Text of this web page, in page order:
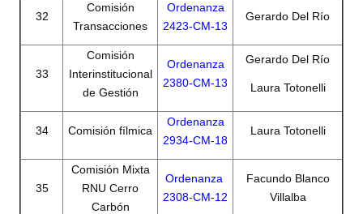
32
Comisión
Transacciones
Ordenanza
2423-CM-13
Gerardo Del Río
33
Comisión
Interinstitucional
de Gestión
Ordenanza
2380-CM-13
Gerardo Del Río
Laura Totonelli
34 Comisión fílmica
Ordenanza
2934-CM-18
Laura Totonelli
35
Comisión Mixta
RNU Cerro
Carbón
Ordenanza
2308-CM-12
Facundo Blanco
Villalba